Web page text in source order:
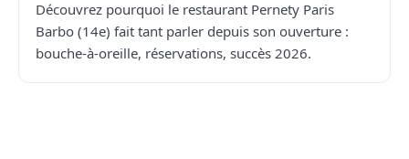
Découvrez pourquoi le restaurant Pernety Paris
Barbo (14e) fait tant parler depuis son ouverture :
bouche-à-oreille, réservations, succès 2026.